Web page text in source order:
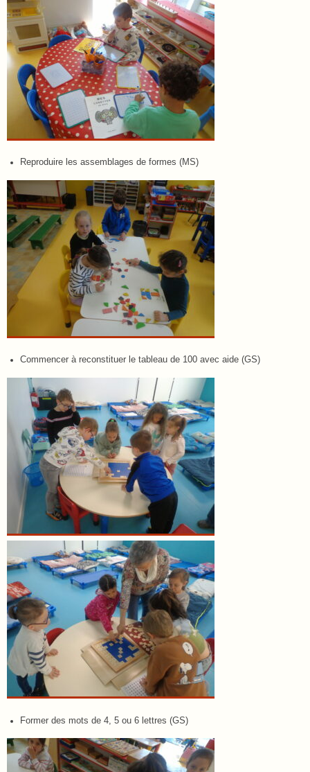
Reproduire les assemblages de formes (MS)
Commencer à reconstituer le tableau de 100 avec aide (GS)
Former des mots de 4, 5 ou 6 lettres (GS)